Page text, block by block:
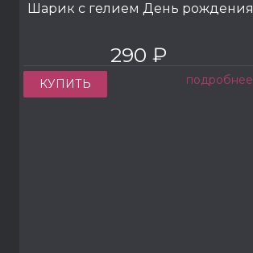
Шарик с гелием День рождения
290 ₽
КУПИТЬ подробнее